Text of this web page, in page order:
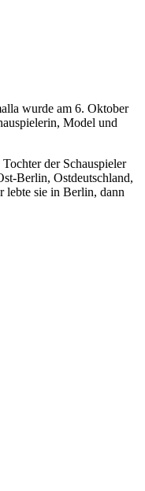
wurde am 6. Oktober
Model und
der Schauspieler
Berlin, Ostdeutschland,
lebte sie in Berlin, dann